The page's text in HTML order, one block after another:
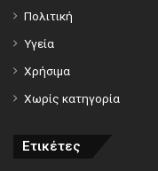
Πολιτική
Υγεία
Χρήσιμα
Χωρίς κατηγορία
Ετικέτες